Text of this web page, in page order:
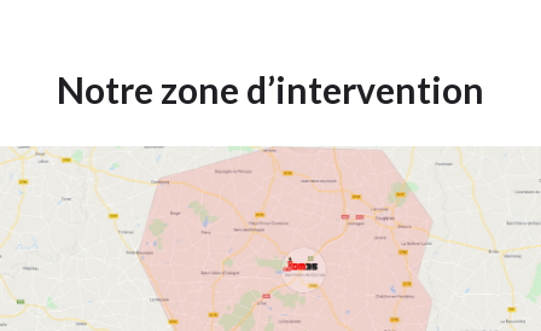
Notre zone d’intervention